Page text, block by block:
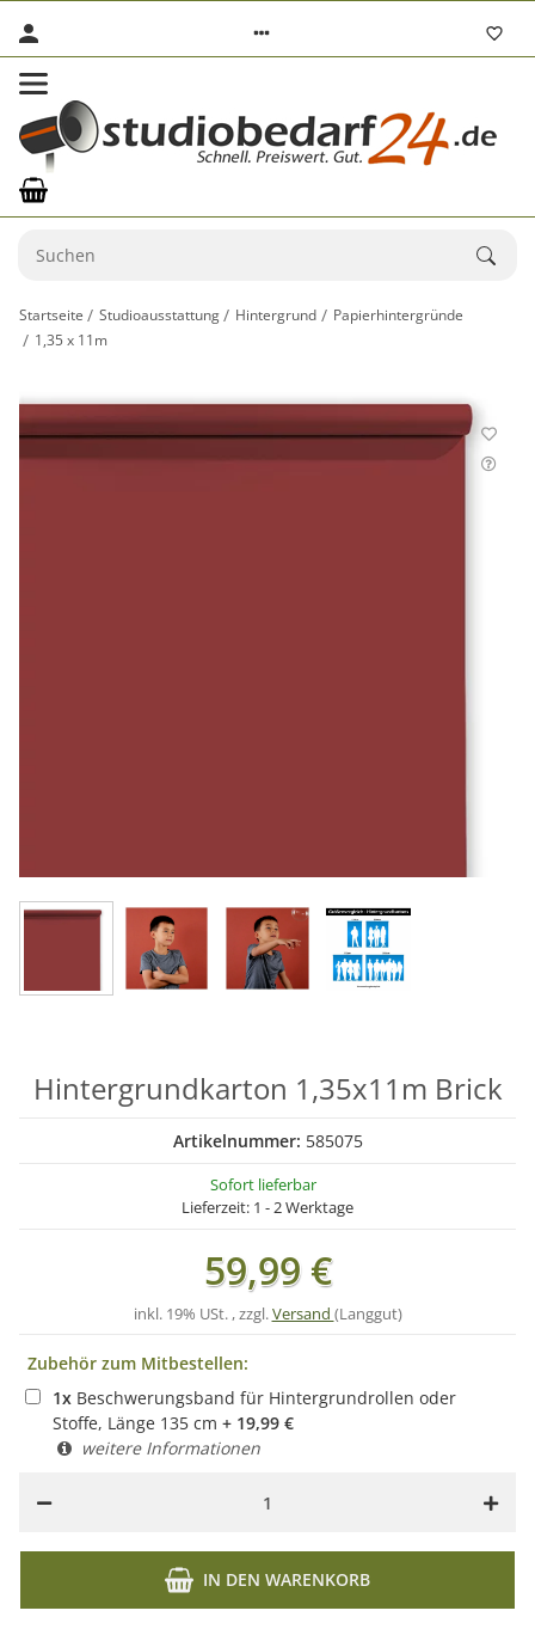
Startseite Studioausstattung Hintergrund
Papierhintergründe
1,35 x 11m
Hintergrundkarton 1,35x11m Brick
Artikelnummer: 585075
Sofort lieferbar
Lieferzeit: 1 - 2 Werktage
59,99 €
inkl. 19% USt. , zzgl.Versand (Langgut)
Zubehör zum Mitbestellen:
1x Beschwerungsband für Hintergrundrollen oder
Stoffe, Länge 135 cm + 19,99 €
weitere Informationen
IN DEN WARENKORB